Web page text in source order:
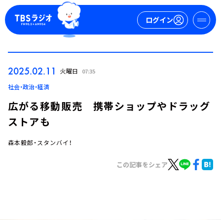
ログイン
2025.02.11 火曜日 07:35
社会・政治・経済
広がる移動販売 携帯ショップやドラッグ
ストアも
森本毅郎・スタンバイ！
この記事をシェア